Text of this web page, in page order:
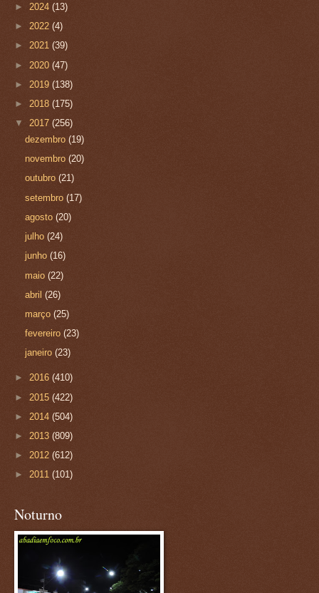
► 2024 (13)
► 2022 (4)
► 2021 (39)
► 2020 (47)
► 2019 (138)
► 2018 (175)
▼ 2017 (256)
dezembro(19)
novembro(20)
outubro(21)
setembro(17)
agosto(20)
julho(24)
junho(16)
maio(22)
abril(26)
março(25)
fevereiro(23)
janeiro(23)
► 2016 (410)
► 2015 (422)
► 2014 (504)
► 2013 (809)
► 2012 (612)
► 2011 (101)
Noturno